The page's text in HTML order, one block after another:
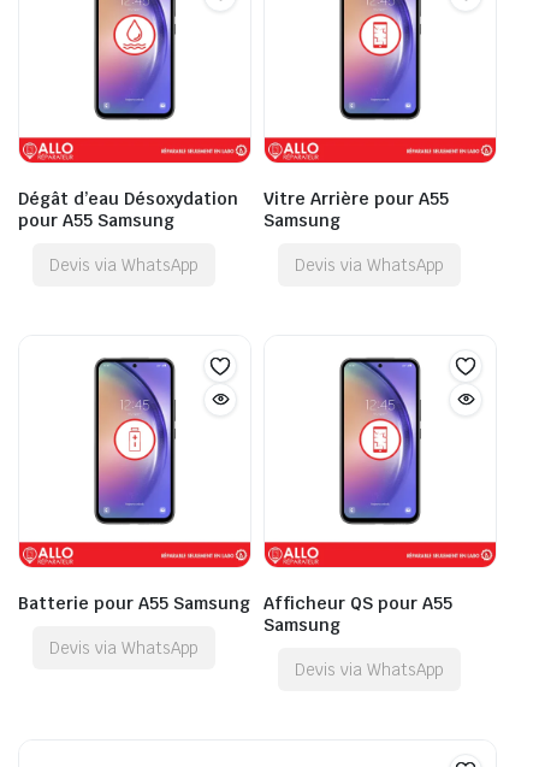
Dégât d’eau Désoxydation
pour A55 Samsung
Devis via WhatsApp
Vitre Arrière pour A55
Samsung
Devis via WhatsApp
Batterie pour A55 Samsung
Devis via WhatsApp
Afficheur QS pour A55
Samsung
Devis via WhatsApp